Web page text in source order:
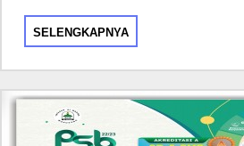
SELENGKAPNYA